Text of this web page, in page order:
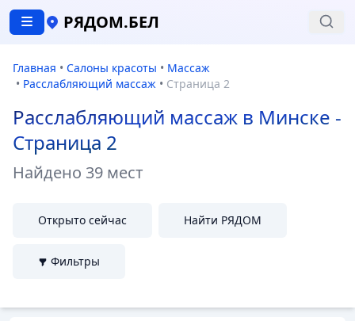
РЯДОМ.БЕЛ
Главная • Салоны красоты • Массаж
• Расслабляющий массаж • Страница 2
Расслабляющий массаж в Минске -
Страница 2
Найдено 39 мест
Открыто сейчас Найти РЯДОМ
Фильтры